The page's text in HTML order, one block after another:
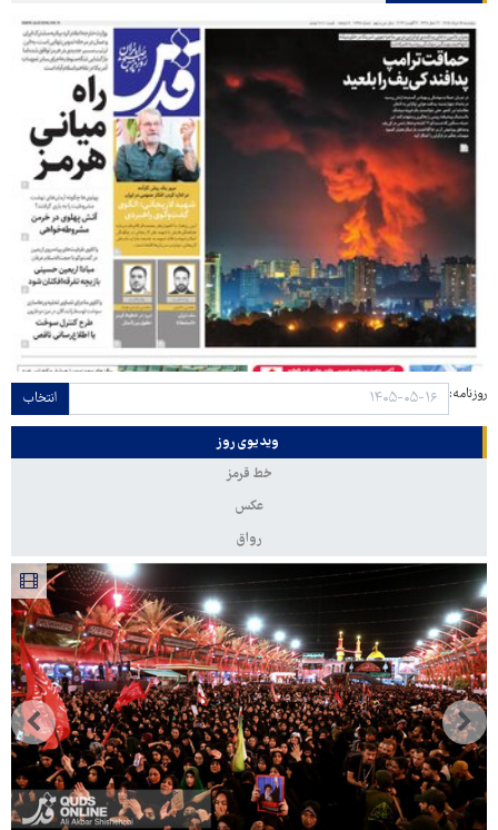
روزنامه: انتخاب
ویدیوی روز
خط قرمز
عکس
رواق